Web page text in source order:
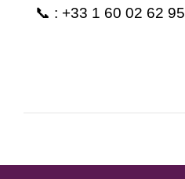
📞 : +33 1 60 02 62 95